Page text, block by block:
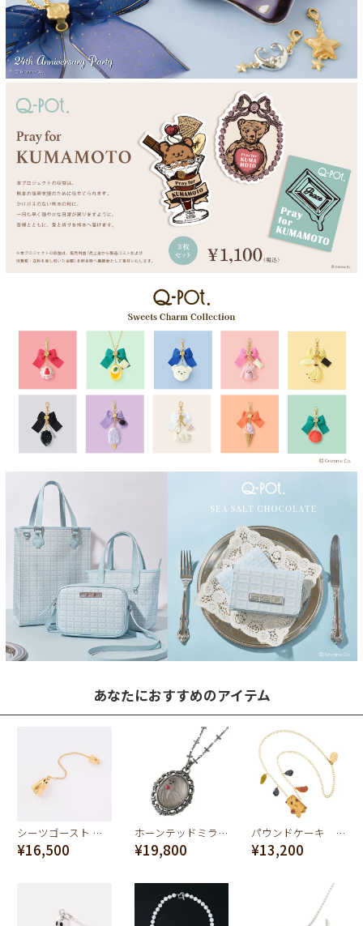
あなたにおすすめのアイテム
シーツゴースト ピアス シルバー925×ゴールドメッキ
¥16,500
ホーンテッドミラー ネックレス
¥19,800
パウンドケーキ ネックレス
¥13,200